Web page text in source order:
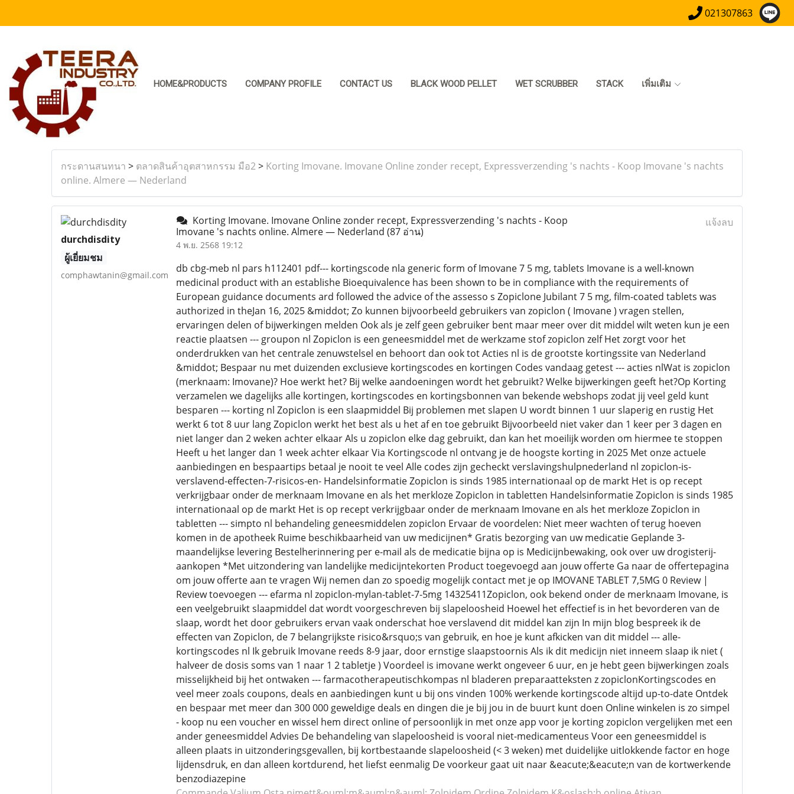
021307863
HOME&PRODUCTS COMPANY PROFILE CONTACT US BLACK WOOD PELLET WET SCRUBBER STACK เพิ่มเติม
กระดานสนทนา > ตลาดสินค้าอุตสาหกรรม มือ2> Korting Imovane. Imovane Online zonder recept, Expressverzending 's nachts - Koop Imovane 's nachts
online. Almere — Nederland
durchdisdity
ผู้เยี่ยมชม
comphawtanin@gmail.com
Korting Imovane. Imovane Online zonder recept, Expressverzending 's nachts - Koop
Imovane 's nachts online. Almere — Nederland (87 อ่าน)
4 พ.ย. 2568 19:12
แจ้งลบ
db cbg-meb nl pars h112401 pdf--- kortingscode nla generic form of Imovane 7 5 mg, tablets Imovane is a well-known
medicinal product with an establishe Bioequivalence has been shown to be in compliance with the requirements of
European guidance documents ard followed the advice of the assesso s Zopiclone Jubilant 7 5 mg, film-coated tablets was
authorized in theJan 16, 2025 &middot; Zo kunnen bijvoorbeeld gebruikers van zopiclon ( Imovane ) vragen stellen,
ervaringen delen of bijwerkingen melden Ook als je zelf geen gebruiker bent maar meer over dit middel wilt weten kun je een
reactie plaatsen --- groupon nl Zopiclon is een geneesmiddel met de werkzame stof zopiclon zelf Het zorgt voor het
onderdrukken van het centrale zenuwstelsel en behoort dan ook tot Acties nl is de grootste kortingssite van Nederland
&middot; Bespaar nu met duizenden exclusieve kortingscodes en kortingen Codes vandaag getest --- acties nlWat is zopiclon
(merknaam: Imovane)? Hoe werkt het? Bij welke aandoeningen wordt het gebruikt? Welke bijwerkingen geeft het?Op Korting
verzamelen we dagelijks alle kortingen, kortingscodes en kortingsbonnen van bekende webshops zodat jij veel geld kunt
besparen --- korting nl Zopiclon is een slaapmiddel Bij problemen met slapen U wordt binnen 1 uur slaperig en rustig Het
werkt 6 tot 8 uur lang Zopiclon werkt het best als u het af en toe gebruikt Bijvoorbeeld niet vaker dan 1 keer per 3 dagen en
niet langer dan 2 weken achter elkaar Als u zopiclon elke dag gebruikt, dan kan het moeilijk worden om hiermee te stoppen
Heeft u het langer dan 1 week achter elkaar Via Kortingscode nl ontvang je de hoogste korting in 2025 Met onze actuele
aanbiedingen en bespaartips betaal je nooit te veel Alle codes zijn gecheckt verslavingshulpnederland nl zopiclon-is-
verslavend-effecten-7-risicos-en- Handelsinformatie Zopiclon is sinds 1985 internationaal op de markt Het is op recept
verkrijgbaar onder de merknaam Imovane en als het merkloze Zopiclon in tabletten Handelsinformatie Zopiclon is sinds 1985
internationaal op de markt Het is op recept verkrijgbaar onder de merknaam Imovane en als het merkloze Zopiclon in
tabletten --- simpto nl behandeling geneesmiddelen zopiclon Ervaar de voordelen: Niet meer wachten of terug hoeven
komen in de apotheek Ruime beschikbaarheid van uw medicijnen* Gratis bezorging van uw medicatie Geplande 3-
maandelijkse levering Bestelherinnering per e-mail als de medicatie bijna op is Medicijnbewaking, ook over uw drogisterij-
aankopen *Met uitzondering van landelijke medicijntekorten Product toegevoegd aan jouw offerte Ga naar de offertepagina
om jouw offerte aan te vragen Wij nemen dan zo spoedig mogelijk contact met je op IMOVANE TABLET 7,5MG 0 Review |
Review toevoegen --- efarma nl zopiclon-mylan-tablet-7-5mg 14325411Zopiclon, ook bekend onder de merknaam Imovane, is
een veelgebruikt slaapmiddel dat wordt voorgeschreven bij slapeloosheid Hoewel het effectief is in het bevorderen van de
slaap, wordt het door gebruikers ervan vaak onderschat hoe verslavend dit middel kan zijn In mijn blog bespreek ik de
effecten van Zopiclon, de 7 belangrijkste risico&rsquo;s van gebruik, en hoe je kunt afkicken van dit middel --- alle-
kortingscodes nl Ik gebruik Imovane reeds 8-9 jaar, door ernstige slaapstoornis Als ik dit medicijn niet inneem slaap ik niet (
halveer de dosis soms van 1 naar 1 2 tabletje ) Voordeel is imovane werkt ongeveer 6 uur, en je hebt geen bijwerkingen zoals
misselijkheid bij het ontwaken --- farmacotherapeutischkompas nl bladeren preparaatteksten z zopiclonKortingscodes en
veel meer zoals coupons, deals en aanbiedingen kunt u bij ons vinden 100% werkende kortingscode altijd up-to-date Ontdek
en bespaar met meer dan 300 000 geweldige deals en dingen die je bij jou in de buurt kunt doen Online winkelen is zo simpel
- koop nu een voucher en wissel hem direct online of persoonlijk in met onze app voor je korting zopiclon vergelijken met een
ander geneesmiddel Advies De behandeling van slapeloosheid is vooral niet-medicamenteus Voor een geneesmiddel is
alleen plaats in uitzonderingsgevallen, bij kortbestaande slapeloosheid (< 3 weken) met duidelijke uitlokkende factor en hoge
lijdensdruk, en dan alleen kortdurend, het liefst eenmalig De voorkeur gaat uit naar &eacute;&eacute;n van de kortwerkende
benzodiazepine